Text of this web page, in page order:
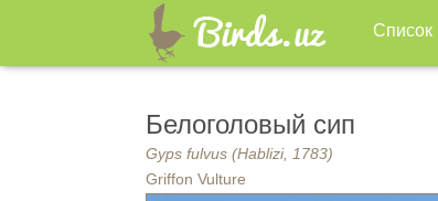
Список
Белоголовый сип
Gyps fulvus (Hablizi, 1783)
Griffon Vulture